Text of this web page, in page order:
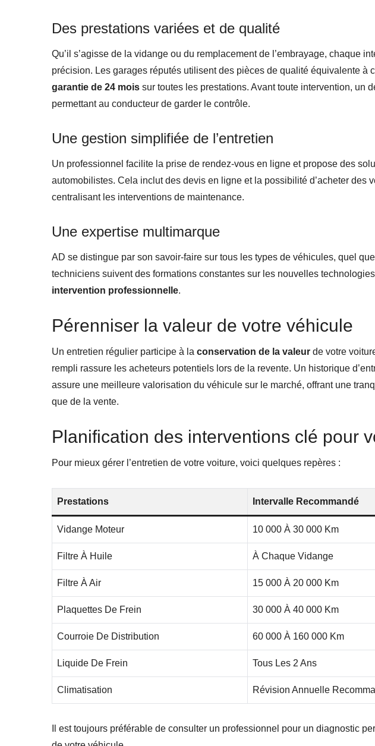
Des prestations variées et de qualité
Qu’il s’agisse de la vidange ou du remplacement de l’embrayage, chaque
précision. Les garages réputés utilisent des pièces de qualité équivalente à
garantie de 24 mois sur toutes les prestations. Avant toute intervention, un
permettant au conducteur de garder le contrôle.
Une gestion simplifiée de l’entretien
Un professionnel facilite la prise de rendez-vous en ligne et propose des
automobilistes. Cela inclut des devis en ligne et la possibilité d’acheter des
centralisant les interventions de maintenance.
Une expertise multimarque
AD se distingue par son savoir-faire sur tous les types de véhicules, quel
techniciens suivent des formations constantes sur les nouvelles
intervention professionnelle.
Pérenniser la valeur de votre véhicule
Un entretien régulier participe à la conservation de la valeur de votre
rempli rassure les acheteurs potentiels lors de la revente. Un historique
assure une meilleure valorisation du véhicule sur le marché, offrant une
que de la vente.
Planification des interventions clé pour
Pour mieux gérer l’entretien de votre voiture, voici quelques repères :
Prestations Intervalle Recommandé
Vidange Moteur 10 000 À 30 000 Km
Filtre À Huile À Chaque Vidange
Filtre À Air 15 000 À 20 000 Km
Plaquettes De Frein 30 000 À 40 000 Km
Courroie De Distribution 60 000 À 160 000 Km
Liquide De Frein Tous Les 2 Ans
Climatisation Révision Annuelle
Il est toujours préférable de consulter un professionnel pour un diagnostic